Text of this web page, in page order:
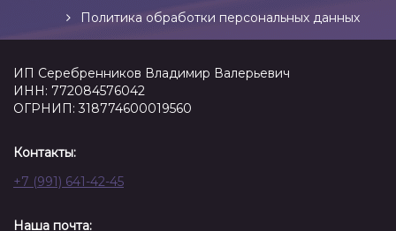
Политика обработки персональных данных
ИП Серебренников Владимир Валерьевич
ИНН: 772084576042
ОГРНИП: 318774600019560
Контакты:
+7 (991) 641-42-45
Наша почта: